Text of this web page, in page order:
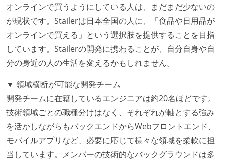
ング部門の人間が経営に参加している
社外から登壇を依頼・指名を受けるようなエンジニア
が在籍している
エンジニアが自発的に外部のイベントやカンファレン
Slack等で、最新技術の良し悪しをメンバーがよく会話
している
開発メンバーの裁量
設計・実装から運用までを同じ開発チームが担い、フ
ロントエンド、バックエンド、インフラといった役割
オンラインで買うようにしている人は、まだまだ少ないの
が現状です。Stailerは日本全国の人に、「食品や日用品が
オンラインで買える」という選択肢を提供することを目指
しています。Stailerの開発に携わることが、自分自身や自
分の身近の人の生活を変えるかもしれません。
▼ 領域横断が可能な開発チーム
開発チームに在籍しているエンジニアは約20名ほどです。
技術領域ごとの職種分けはなく、それぞれが軸とする強み
を活かしながらもバックエンドからWebフロントエンド、
モバイルアプリなど、必要に応じて様々な領域を柔軟に担
当しています。メンバーの技術的なバックグラウンドは多